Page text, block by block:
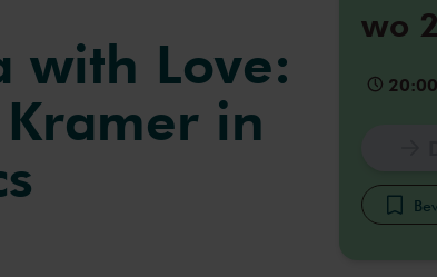
wo
20:00
with Love:
in